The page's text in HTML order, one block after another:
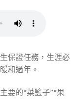
保證任務，生涯必
和過年。
要的“菜籃子”“果